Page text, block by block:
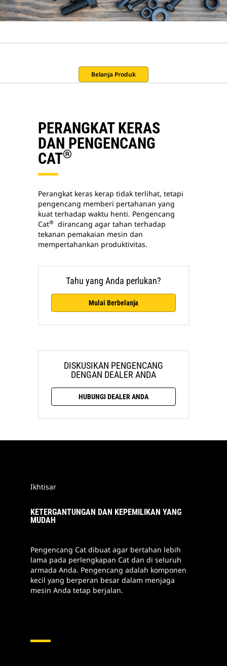
Belanja Produk
PERANGKAT KERAS
DAN PENGENCANG
CAT®
Perangkat keras kerap tidak terlihat, tetapi
pengencang memberi pertahanan yang
kuat terhadap waktu henti. Pengencang
Cat® dirancang agar tahan terhadap
tekanan pemakaian mesin dan
mempertahankan produktivitas.
Tahu yang Anda perlukan?
Mulai Berbelanja
DISKUSIKAN PENGENCANG
DENGAN DEALER ANDA
HUBUNGI DEALER ANDA
Ikhtisar
KETERGANTUNGAN DAN KEPEMILIKAN YANG
MUDAH
Pengencang Cat dibuat agar bertahan lebih
lama pada perlengkapan Cat dan di seluruh
armada Anda. Pengencang adalah komponen
kecil yang berperan besar dalam menjaga
mesin Anda tetap berjalan.